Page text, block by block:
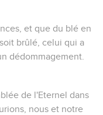
et que du blé en
brûlé, celui qui a
dédommagement.
de l'Eternel dans
nous et notre